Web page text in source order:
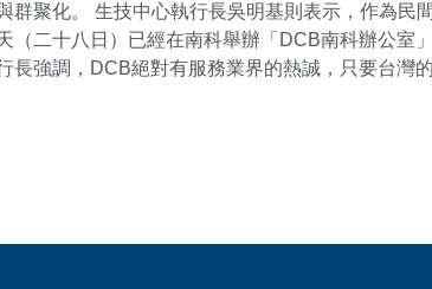
群聚化。 生技中心執行長吳明基則表示，作為
（二十八日）已經在南科舉辦「DCB南科辦公
長強調，DCB絕對有服務業界的熱誠，只要台灣